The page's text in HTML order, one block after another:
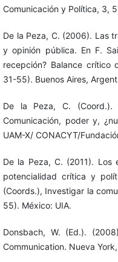
Comunicación y Política, 3,
De la Peza, C. (2006). Las
y opinión pública. En F.
recepción? Balance
31-55). Buenos Aires,
De la Peza, C. (Coord.).
Comunicación, poder y,
UAM-X/ CONACYT/
De la Peza, C. (2011). Los
potencialidad crítica y
(Coords.), Investigar la
55). México: UIA.
Donsbach, W. (Ed.).
Communication. Nueva